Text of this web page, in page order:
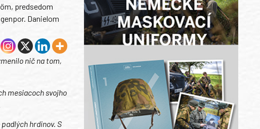
predsedom
Danielom
nič na tom,
mesiacoch svojho
hrdinov. S